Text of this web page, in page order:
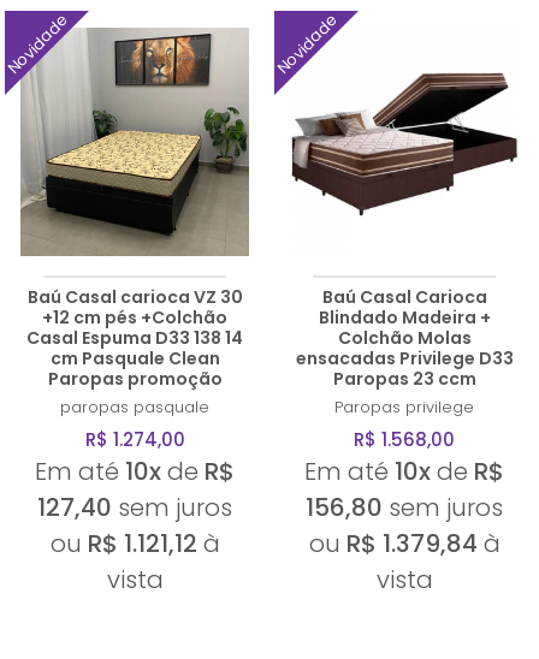
Novidade
Baú Casal carioca VZ 30
+12 cm pés +Colchão
Casal Espuma D33 138 14
cm Pasquale Clean
Paropas promoção
paropas pasquale
R$ 1.274,00
Em até 10xde R$
127,40 sem juros
ou R$ 1.121,12 à
vista
Novidade
Baú Casal Carioca
Blindado Madeira +
Colchão Molas
ensacadas Privilege D33
Paropas 23 ccm
Paropas privilege
R$ 1.568,00
Em até 10xde R$
156,80 sem juros
ou R$ 1.379,84 à
vista